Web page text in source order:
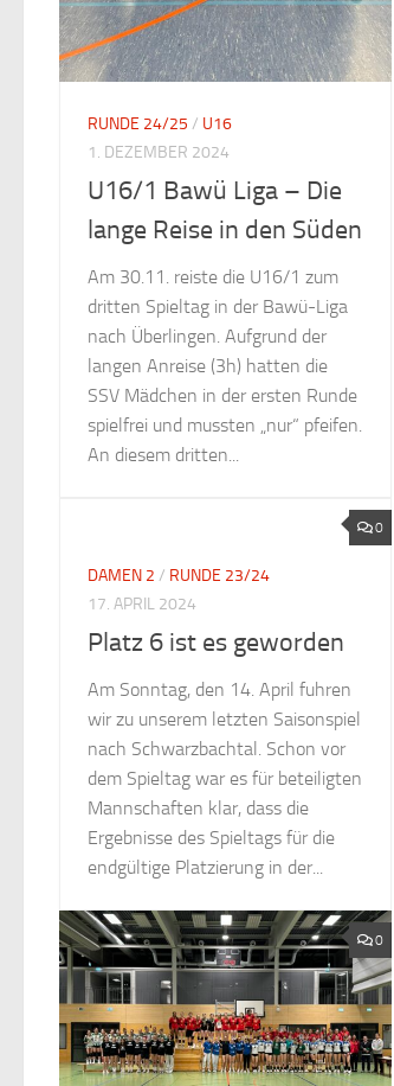
RUNDE 24/25 / U16
1. DEZEMBER 2024
U16/1 Bawü Liga – Die
lange Reise in den Süden
Am 30.11. reiste die U16/1 zum
dritten Spieltag in der Bawü-Liga
nach Überlingen. Aufgrund der
langen Anreise (3h) hatten die
SSV Mädchen in der ersten Runde
spielfrei und mussten „nur“ pfeifen.
An diesem dritten...
0
DAMEN 2 / RUNDE 23/24
17. APRIL 2024
Platz 6 ist es geworden
Am Sonntag, den 14. April fuhren
wir zu unserem letzten Saisonspiel
nach Schwarzbachtal. Schon vor
dem Spieltag war es für beteiligten
Mannschaften klar, dass die
Ergebnisse des Spieltags für die
endgültige Platzierung in der...
0